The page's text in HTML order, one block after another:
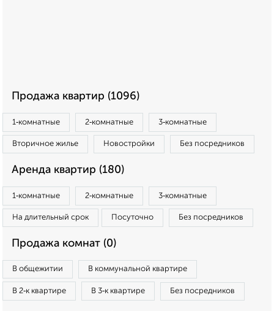
Продажа квартир (1096)
1‑комнатные 2‑комнатные 3‑комнатные
Вторичное жилье Новостройки Без посредников
Аренда квартир (180)
1‑комнатные 2‑комнатные 3‑комнатные
На длительный срок Посуточно Без посредников
Продажа комнат (0)
В общежитии В коммунальной квартире
В 2‑к квартире В 3‑к квартире Без посредников